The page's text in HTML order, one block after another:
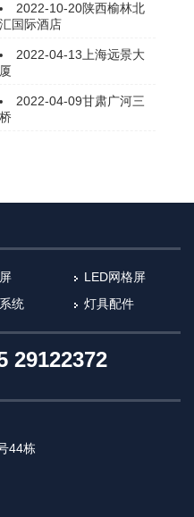
2022-10-20陕西榆林北
汇国际酒店
2022-04-13上海远景大
厦
2022-04-09甘肃广河三
桥​
LED网格屏
统 灯具配件
29122372
44栋